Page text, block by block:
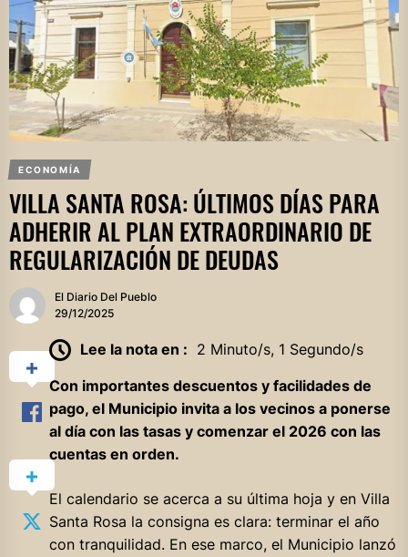
ECONOMÍA
VILLA SANTA ROSA: ÚLTIMOS DÍAS PARA
ADHERIR AL PLAN EXTRAORDINARIO DE
REGULARIZACIÓN DE DEUDAS
El Diario Del Pueblo
29/12/2025
Lee la nota en : 2 Minuto/s, 1 Segundo/s
Con importantes descuentos y facilidades de
pago, el Municipio invita a los vecinos a ponerse
al día con las tasas y comenzar el 2026 con las
cuentas en orden.
El calendario se acerca a su última hoja y en Villa
Santa Rosa la consigna es clara: terminar el año
con tranquilidad. En ese marco, el Municipio lanzó